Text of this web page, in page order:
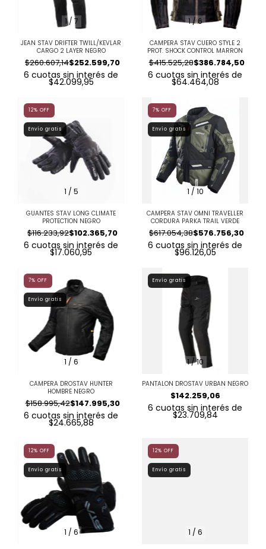
1/ 7
JEAN STAV DRIFTER TWILL/KEVLAR
CARGO 2 LAYER NEGRO
$252.599,70
$260.607,14
6 cuotas sin interés de
$42.099,95
1/6
CAMPERA STAV CUERO STYLE 2
PROT. SHOCK CONTROL MARRON
$386.784,50
$415.525,28
6 cuotas sin interés de
$64.464,08
1 / 5
12% OFF
Envío gratis
GUANTES STAV LONG CLIMATE
PROTECTION NEGRO
$102.365,70
$116.233,92
6 cuotas sin interés de
$17.060,95
1 / 10
7% OFF
Envío gratis
CAMPERA STAV OMNI TRAVELLER
CORDURA PARKA TRAIL VERDE
$576.756,30
$617.054,38
6 cuotas sin interés de
$96.126,05
1 / 6
7% OFF
Envío gratis
CAMPERA DROSTAV HUNTER
HOMBRE NEGRO
$147.995,30
$158.995,42
6 cuotas sin interés de
$24.665,88
1/10
Envío gratis
PANTALON DROSTAV URBAN NEGRO
$142.259,06
6 cuotas sin interés de
$23.709,84
1 / 6
12% OFF
Envío gratis
1 / 6
12% OFF
Envío gratis